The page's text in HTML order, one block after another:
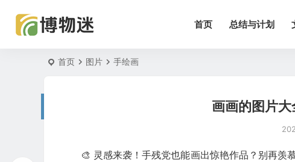
首页 总结与计划
首页 图片 手绘画
画画的图片
🎨 灵感来袭！手残党也能画出惊艳作品？别再羡